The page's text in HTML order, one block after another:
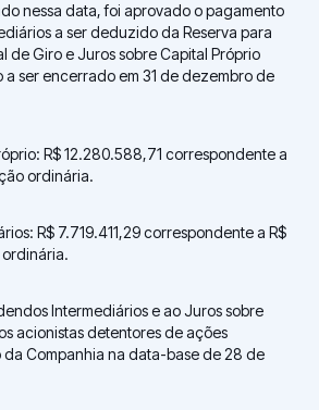
nessa data, foi aprovado o pagamento
a ser deduzido da Reserva para
de Giro e Juros sobre Capital Próprio
ser encerrado em 31 de dezembro de
R$ 12.280.588,71 correspondente a
ordinária.
R$ 7.719.411,29 correspondente a R$
Intermediários e ao Juros sobre
acionistas detentores de ações
da Companhia na data-base de 28 de